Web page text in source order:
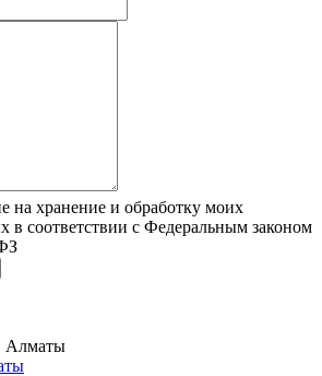
на хранение и обработку моих
в соответствии с Федеральным законом
Алматы